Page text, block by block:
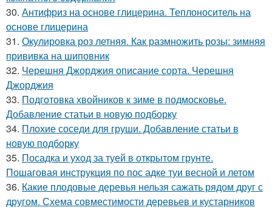
30. Антифриз на основе глицерина. Теплоноситель на
основе глицерина
31. Окулировка роз летняя. Как размножить розы: зимняя
прививка на шиповник
32. Черешня Джорджия описание сорта. Черешня
Джорджия
33. Подготовка хвойников к зиме в подмосковье.
Добавление статьи в новую подборку
34. Плохие соседи для груши. Добавление статьи в
новую подборку
35. Посадка и уход за туей в открытом грунте.
Пошаговая инструкция по пос адке туи весной и летом
36. Какие плодовые деревья нельзя сажать рядом друг с
другом. Схема совместимости деревьев и кустарников